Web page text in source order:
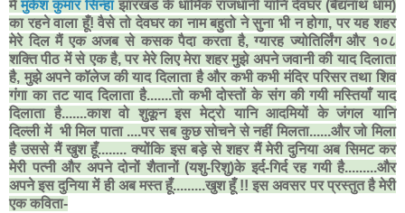
मैंमुकेश कुमार सिन्हाझारखंड के धार्मिक राजधानी यानि देवघर (बैद्यनाथ धाम)
का रहने वाला हूँ! वैसे तो देवघर का नाम बहुतो ने सुना भी न होगा, पर यह शहर
मेरे दिल मैं एक अजब से कसक पैदा करता है, ग्यारह ज्योतिर्लिंग और १०८
शक्ति पीठ में से एक है, पर मेरे लिए मेरा शहर मुझे अपने जवानी की याद दिलाता
है, मुझे अपने कॉलेज की याद दिलाता है और कभी कभी मंदिर परिसर तथा शिव
गंगा का तट याद दिलाता है.......तो कभी दोस्तों के संग की गयी मस्तियाँ याद
दिलाता है.......काश वो शुकून इस मेट्रो यानि आदमियों के जंगल यानि
दिल्ली में भी मिल पाता ....पर सब कुछ सोचने से नहीं मिलता......और जो मिला
है उससे मैं खुश हूँ........ क्योंकि इस बड़े से शहर मैं मेरी दुनिया अब सिमट कर
मेरी पत्नी और अपने दोनों शैतानों (यशु-रिशु)के इर्द-गिर्द रह गयी है.........और
अपने इस दुनिया में ही अब मस्त हूँ.........खुश हूँ !! इस अवसर पर प्रस्तुत है मेरी
एक कविता-